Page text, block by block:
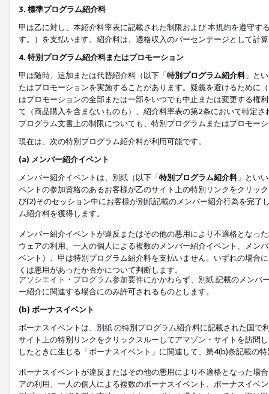
3. 標準プログラム紹介料
甲は乙に対し、本紹介料率表に記載された制限および本規約を遵守す
す。）を支払います。紹介料は、適格収入のパーセンテージとして計
4. 特別プログラム紹介料またはプロモーション
甲は随時、追加または代替紹介料（以下「特別プログラム紹介料」と
たはプロモーションを実施することがあります。疑義を避けるために
はプロモーションの全部または一部をいつでも中止または変更する権
て（商品購入を含まないものも）、紹介料率表の第2条において特定
プログラム文書上の制限についても、特別プログラムまたはプロモー
現在は、次の特別プログラム紹介料が利用可能です。
(a) メンバー紹介イベント
メンバー紹介イベントは、 別紙 （以下「特別プログラム紹介料」とい
ベントの参加資格のあるお客様が乙のサイト上の特別リンクをクリッ
び(2)そのセッション中にお客様が別紙記載のメンバー紹介行為を完了
ム紹介料を獲得します。
メンバー紹介イベントが違反またはその他の悪用により不適格となっ
ウェアの利用、一人の個人による複数のメンバー紹介イベント、メン
ベント）、甲は特別プログラム紹介料を支払いません。いずれの場合
くは悪用があったか否かについて判断します。
アソシエイト・プログラム参加要件にかかわらず、 別紙記載のメンバ
ー紹介に関連する場合にのみ許可されるものとします。
(b) ボーナスイベント
ボーナスイベントは、 別紙の特別プログラム紹介料に記載された国で
サイト上の特別リンクをクリックスルーしてアマゾン・サイトを訪問
したときに生じる「ボーナスイベント」に関連して、第4(b)条記載の
ボーナスイベントが違反またはその他の悪用により不適格となった場
アの利用、一人の個人による複数のボーナスイベント、ボーナスイベ